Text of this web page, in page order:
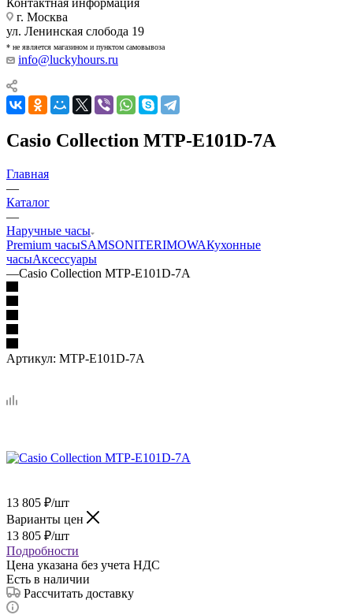
Контактная информация
г. Москва
ул. Ленинская слобода 19
* не является магазином и пунктом самовывоза
info@luckyhours.ru
Casio Collection MTP-E101D-7A
Главная
—
Каталог
—
Наручные часы
Premium часыSAMSONITERIMOWAКухонные
часыАксессуары
—Casio Collection MTP-E101D-7A
Артикул: MTP-E101D-7A
13 805 ₽/шт
Варианты цен
13 805 ₽/шт
Подробности
Цена указана без учета НДС
Есть в наличии
Рассчитать доставку